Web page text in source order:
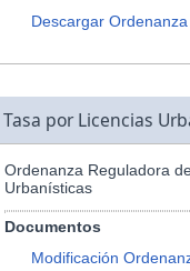
Descargar Ordenanza
Tasa por Licencias
Ordenanza Reguladora
Urbanísticas
Documentos
Modificación